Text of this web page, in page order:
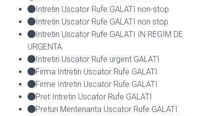
Intretin Uscator Rufe GALATI non-stop
Intretin Uscator Rufe GALATI non stop
Intretin Uscator Rufe GALATI IN REGIM DE
URGENTA
Intretin Uscator Rufe urgent GALATI
Firma Intretin Uscator Rufe GALATI
Firme Intretin Uscator Rufe GALATI
Pret Intretin Uscator Rufe GALATI
Preturi Mentenanta Uscator Rufe GALATI